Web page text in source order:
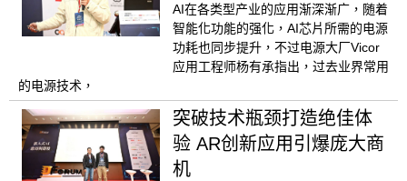
AI在各类型产业的应用渐深渐广，随着
智能化功能的强化，AI芯片所需的电源
功耗也同步提升，不过电源大厂Vicor
应用工程师杨有承指出，过去业界常用
的电源技术，
突破技术瓶颈打造绝佳体
验 AR创新应用引爆庞大商
机